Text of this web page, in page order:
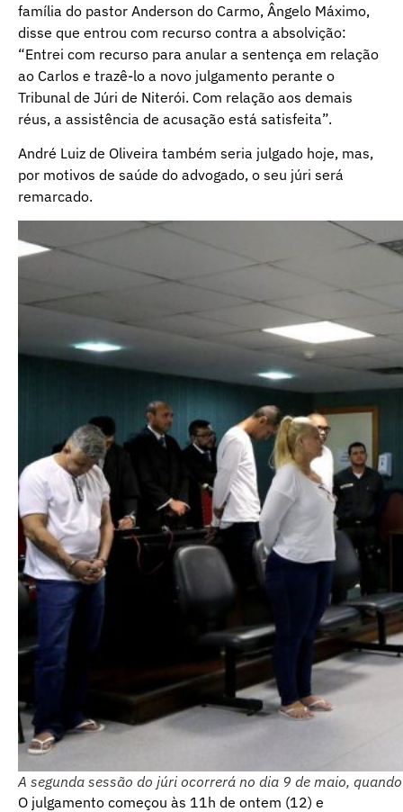
família do pastor Anderson do Carmo, Ângelo Máximo,
disse que entrou com recurso contra a absolvição:
“Entrei com recurso para anular a sentença em relação
ao Carlos e trazê-lo a novo julgamento perante o
Tribunal de Júri de Niterói. Com relação aos demais
réus, a assistência de acusação está satisfeita”.
André Luiz de Oliveira também seria julgado hoje, mas,
por motivos de saúde do advogado, o seu júri será
remarcado.
A segunda sessão do júri ocorrerá no dia 9 de maio,
O julgamento começou às 11h de ontem (12) e